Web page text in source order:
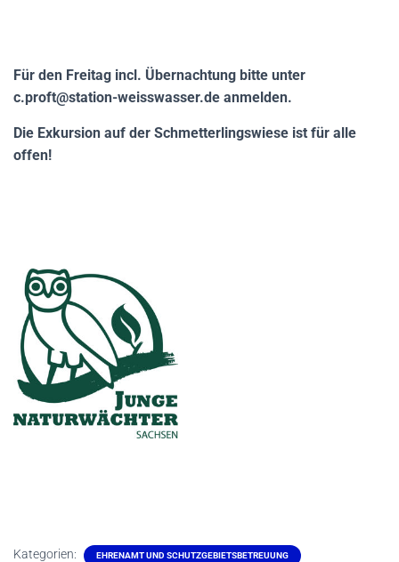
Für den Freitag incl. Übernachtung bitte unter
c.proft@station-weisswasser.de anmelden.
Die Exkursion auf der Schmetterlingswiese ist für alle
offen!
Kategorien: EHRENAMT UND SCHUTZGEBIETSBETREUUNG